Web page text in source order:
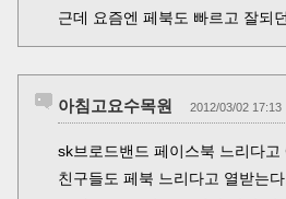
근데 요즘엔 페북도 빠르고 잘되
아침고요수목원 2012/03/02 17:13
sk브로드밴드 페이스북 느리다
친구들도 페북 느리다고 열받는